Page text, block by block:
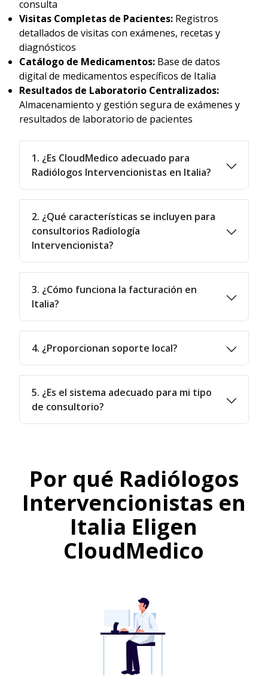
consulta
Visitas Completas de Pacientes: Registros
detallados de visitas con exámenes, recetas y
diagnósticos
Catálogo de Medicamentos: Base de datos
digital de medicamentos específicos de Italia
Resultados de Laboratorio Centralizados:
Almacenamiento y gestión segura de exámenes y
resultados de laboratorio de pacientes
1. ¿Es CloudMedico adecuado para
Radiólogos Intervencionistas en Italia?
2. ¿Qué características se incluyen para
consultorios Radiología
Intervencionista?
3. ¿Cómo funciona la facturación en
Italia?
4. ¿Proporcionan soporte local?
5. ¿Es el sistema adecuado para mi tipo
de consultorio?
Por qué Radiólogos
Intervencionistas en
Italia Eligen
CloudMedico